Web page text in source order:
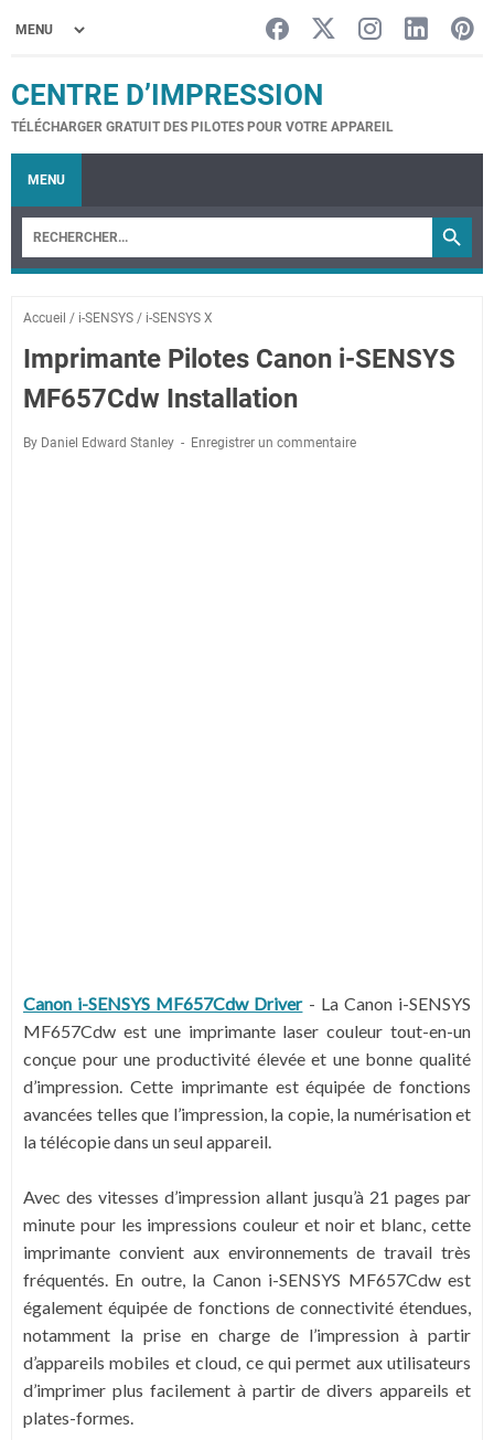
CENTRE D’IMPRESSION
TÉLÉCHARGER GRATUIT DES PILOTES POUR VOTRE APPAREIL
MENU
Accueil / i-SENSYS / i-SENSYS X
Imprimante Pilotes Canon i-SENSYS
MF657Cdw Installation
By Daniel Edward Stanley Enregistrer un commentaire
Canon i-SENSYS MF657Cdw Driver - La Canon i-SENSYS
MF657Cdw est une imprimante laser couleur tout-en-un
conçue pour une productivité élevée et une bonne qualité
d’impression. Cette imprimante est équipée de fonctions
avancées telles que l’impression, la copie, la numérisation et
la télécopie dans un seul appareil.
Avec des vitesses d’impression allant jusqu’à 21 pages par
minute pour les impressions couleur et noir et blanc, cette
imprimante convient aux environnements de travail très
fréquentés. En outre, la Canon i-SENSYS MF657Cdw est
également équipée de fonctions de connectivité étendues,
notamment la prise en charge de l’impression à partir
d’appareils mobiles et cloud, ce qui permet aux utilisateurs
d’imprimer plus facilement à partir de divers appareils et
plates-formes.